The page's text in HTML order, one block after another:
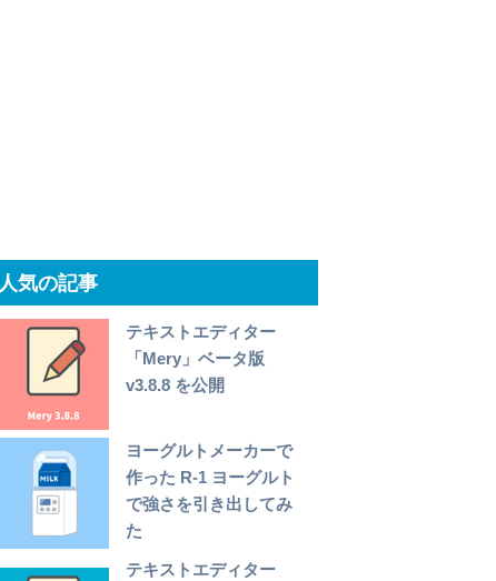
人気の記事
テキストエディター
「Mery」ベータ版
v3.8.8 を公開
ヨーグルトメーカーで
作った R-1 ヨーグルト
で強さを引き出してみ
た
テキストエディター